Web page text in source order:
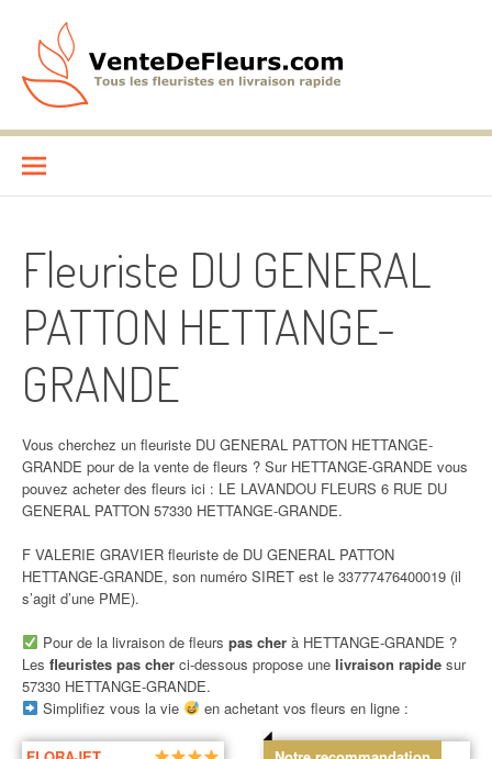
contenu
VenteDeFleurs.com
Fleuriste DU GENERAL
PATTON HETTANGE-
GRANDE
Vous cherchez un fleuriste DU GENERAL PATTON HETTANGE-
GRANDE pour de la vente de fleurs ? Sur HETTANGE-GRANDE vous
pouvez acheter des fleurs ici : LE LAVANDOU FLEURS 6 RUE DU
GENERAL PATTON 57330 HETTANGE-GRANDE.
F VALERIE GRAVIER fleuriste de DU GENERAL PATTON
HETTANGE-GRANDE, son numéro SIRET est le 33777476400019 (il
s’agit d’une PME).
Pour de la livraison de fleurs pas cherà HETTANGE-GRANDE ?
Les fleuristes pas cher ci-dessous propose une livraison rapide sur
57330 HETTANGE-GRANDE.
Simplifiez vous la vie
en achetant vos fleurs en ligne :